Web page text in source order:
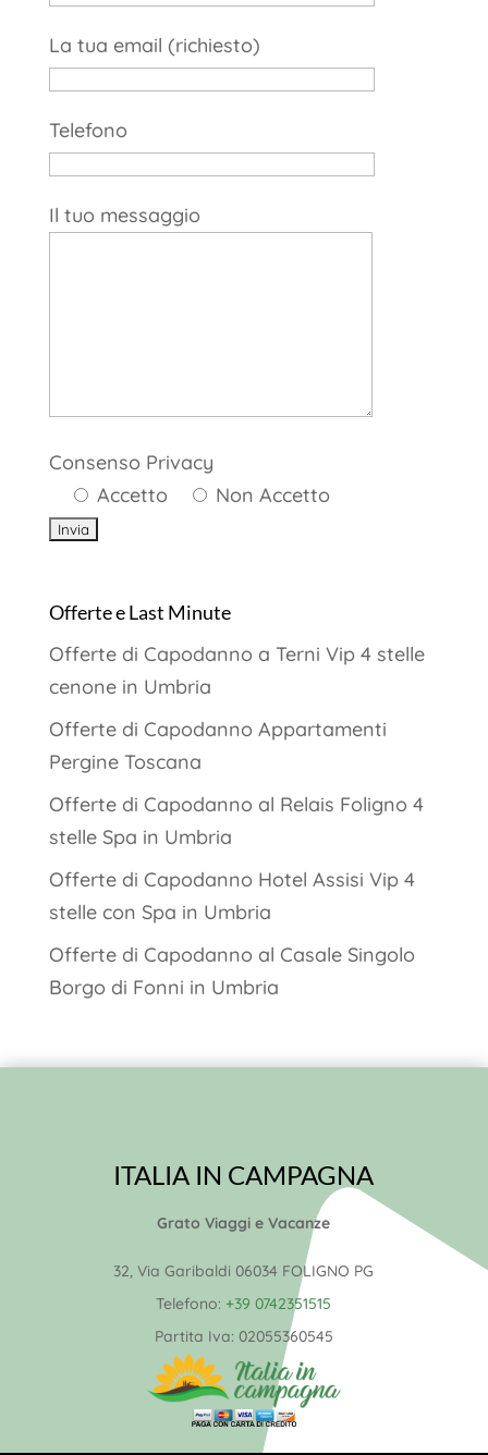
La tua email (richiesto)
Telefono
Il tuo messaggio
Consenso Privacy
Accetto
Non Accetto
Offerte e Last Minute
Offerte di Capodanno a Terni Vip 4 stelle
cenone in Umbria
Offerte di Capodanno Appartamenti
Pergine Toscana
Offerte di Capodanno al Relais Foligno 4
stelle Spa in Umbria
Offerte di Capodanno Hotel Assisi Vip 4
stelle con Spa in Umbria
Offerte di Capodanno al Casale Singolo
Borgo di Fonni in Umbria
ITALIA IN CAMPAGNA
Grato Viaggi e Vacanze
32, Via Garibaldi 06034 FOLIGNO PG
Telefono: +39 0742351515
Partita Iva: 02055360545